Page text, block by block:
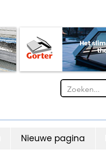
Nieuwe pagina